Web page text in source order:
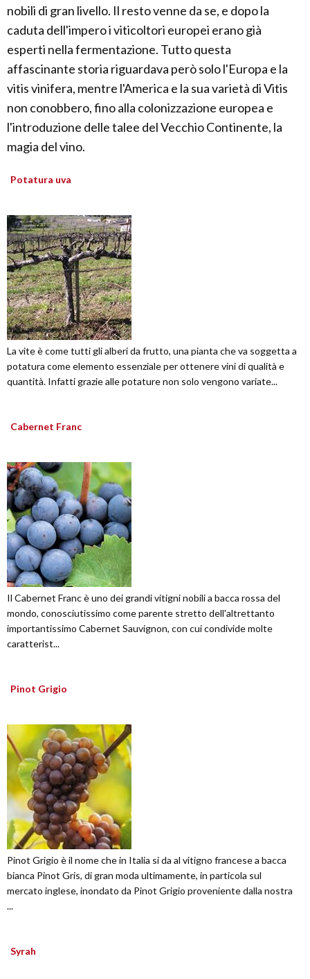
nobili di gran livello. Il resto venne da se, e dopo la
caduta dell'impero i viticoltori europei erano già
esperti nella fermentazione. Tutto questa
affascinante storia riguardava però solo l'Europa e la
vitis vinifera, mentre l'America e la sua varietà di Vitis
non conobbero, fino alla colonizzazione europea e
l'introduzione delle talee del Vecchio Continente, la
magia del vino.
Potatura uva
La vite è come tutti gli alberi da frutto, una pianta che va soggetta a
potatura come elemento essenziale per ottenere vini di qualità e
quantità. Infatti grazie alle potature non solo vengono variate...
Cabernet Franc
Il Cabernet Franc è uno dei grandi vitigni nobili a bacca rossa del
mondo, conosciutissimo come parente stretto dell'altrettanto
importantissimo Cabernet Sauvignon, con cui condivide molte
caratterist...
Pinot Grigio
Pinot Grigio è il nome che in Italia si da al vitigno francese a bacca
bianca Pinot Gris, di gran moda ultimamente, in particola sul
mercato inglese, inondato da Pinot Grigio proveniente dalla nostra
...
Syrah